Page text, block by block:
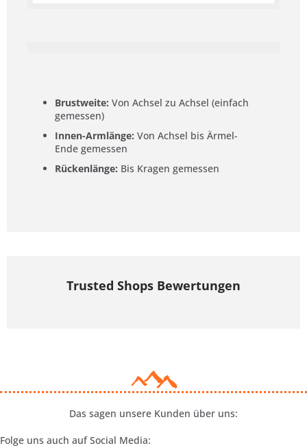
Brustweite: Von Achsel zu Achsel (einfach
gemessen)
Innen-Armlänge: Von Achsel bis Ärmel-
Ende gemessen
Rückenlänge: Bis Kragen gemessen
Trusted Shops Bewertungen
Das sagen unsere Kunden über uns:
Folge uns auch auf Social Media: